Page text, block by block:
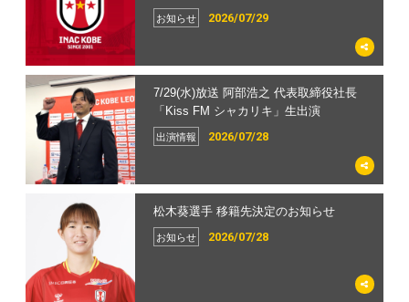
2026/07/29
お知らせ
2026/07/28
出演情報
7/29(水)放送 阿部浩之 代表取締役社長
「Kiss FM シャカリキ」生出演
2026/07/28
お知らせ
松木葵選手 移籍先決定のお知らせ
2026/07/27
お知らせ
なでしこジャパン（日本女子代表）第
20回アジア競技大会メンバー選出のお
知らせ
2026/07/21
お知らせ
大熊茜選手 移籍先決定のお知らせ
ャ...
2026/04/01
出演情報
4/1(水)放送 山本摩也 選手「Kiss FM シ
ャカリキ」生出演
3/4(水)放送 辻澤亜唯 選手「Kiss FM シ
ャカリキ」生出演
2026/05/16
試合
2026/05/15
試合
MDP | SOMPO WEリーグ第22節 I神戸
vs 広島
SOMPO WEリーグ 第21節 EL埼玉戦 試
合データ・監督会見・選手コメント
2026/04/22
イベント
2026/04/16
イベント
【4/17(金)更新】5/16(土) 広島戦 大型集
客プロジェクト実施のお知らせ
5/16(土)広島戦 兵庫県民招待実施のお知
らせ
2026/05/13
チケット
2026/04/16
チケット
【4/17(金)更新】5/16(土) 第22節 広島戦
チケット販売のお知らせ
5/3（日） AC長野戦 チケット販売のお
知らせ
せ
2026/05/07
グッズ
5/16(土) 広島戦 グッズブース情報
【5/3(日)17時更新】2025/26 SOMPO
WEリーグ 優勝記念グッズ販売【第一
弾】...
2026/04/21
サポーターズクラブ
2026/04/01
サポーターズクラブ
2025/26シーズン INAC神戸サポーター
ズクラブ受付終了のお知らせ
【ISC会員限定】試合後の選手とぱち
り！アフターマッチフォトセッション
合結果
2026/05/06
アカデミー
【INAC神戸レオンチーナ】2026関西女
子サッカーリーグ 1部 第4節 試合結果
【INAC神戸テゾーロ】JFA U-15女子サ
ッカーリーグ2026関西第5節 試合結果
2026/02/25
ホームタウン
2026/02/20
ホームタウン
「INAC清掃活動イベント」を行いまし
た
2/3(火)「本住吉神社 節分祭」参加のお
知らせ
2026/06/22
スクール
2026/06/19
スクール
INAC SUMMER CUP 開催のお知らせ～
保護者ヨガ同時開催～
6月8日(月)サッカー教室(六甲アイラン
ド校)中止のお知らせ